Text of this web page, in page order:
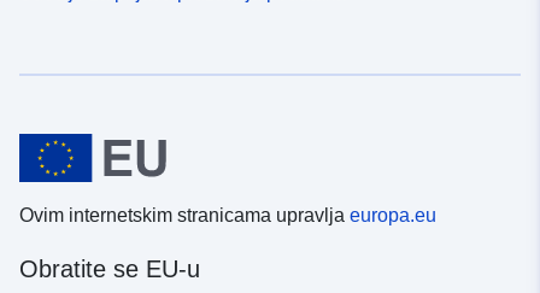
Ovim internetskim stranicama upravlja europa.eu
Obratite se EU-u